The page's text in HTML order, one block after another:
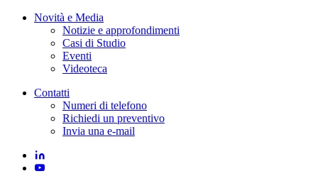
Novità e Media
Notizie e approfondimenti
Casi di Studio
Eventi
Videoteca
Contatti
Numeri di telefono
Richiedi un preventivo
Invia una e-mail